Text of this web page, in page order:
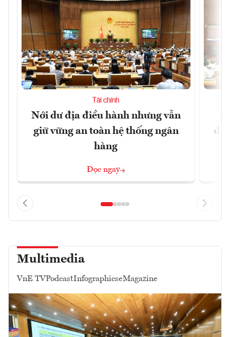
Tài chính
Nới dư địa điều hành nhưng vẫn
giữ vững an toàn hệ thống ngân
hàng
Đọc ngay
Multimedia
VnE TVPodcastInfographicseMagazine